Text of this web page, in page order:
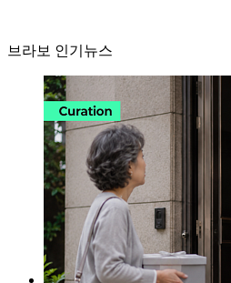
브라보 인기뉴스